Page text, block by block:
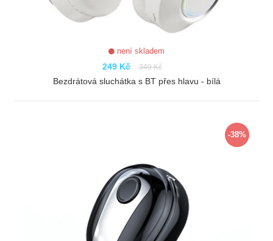
není skladem
249 Kč 349 Kč
Bezdrátová sluchátka s BT přes hlavu - bílá
-38%